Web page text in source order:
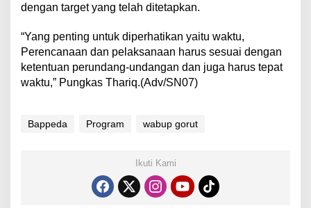
dengan target yang telah ditetapkan.
“Yang penting untuk diperhatikan yaitu waktu,
Perencanaan dan pelaksanaan harus sesuai dengan
ketentuan perundang-undangan dan juga harus tepat
waktu,” Pungkas Thariq.(Adv/SN07)
Bappeda Program wabup gorut
Ikuti Kami